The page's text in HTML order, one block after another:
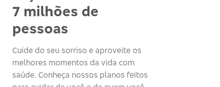
7 milhões de
pessoas
Cuide do seu sorriso e aproveite os
melhores momentos da vida com
saúde. Conheça nossos planos feitos